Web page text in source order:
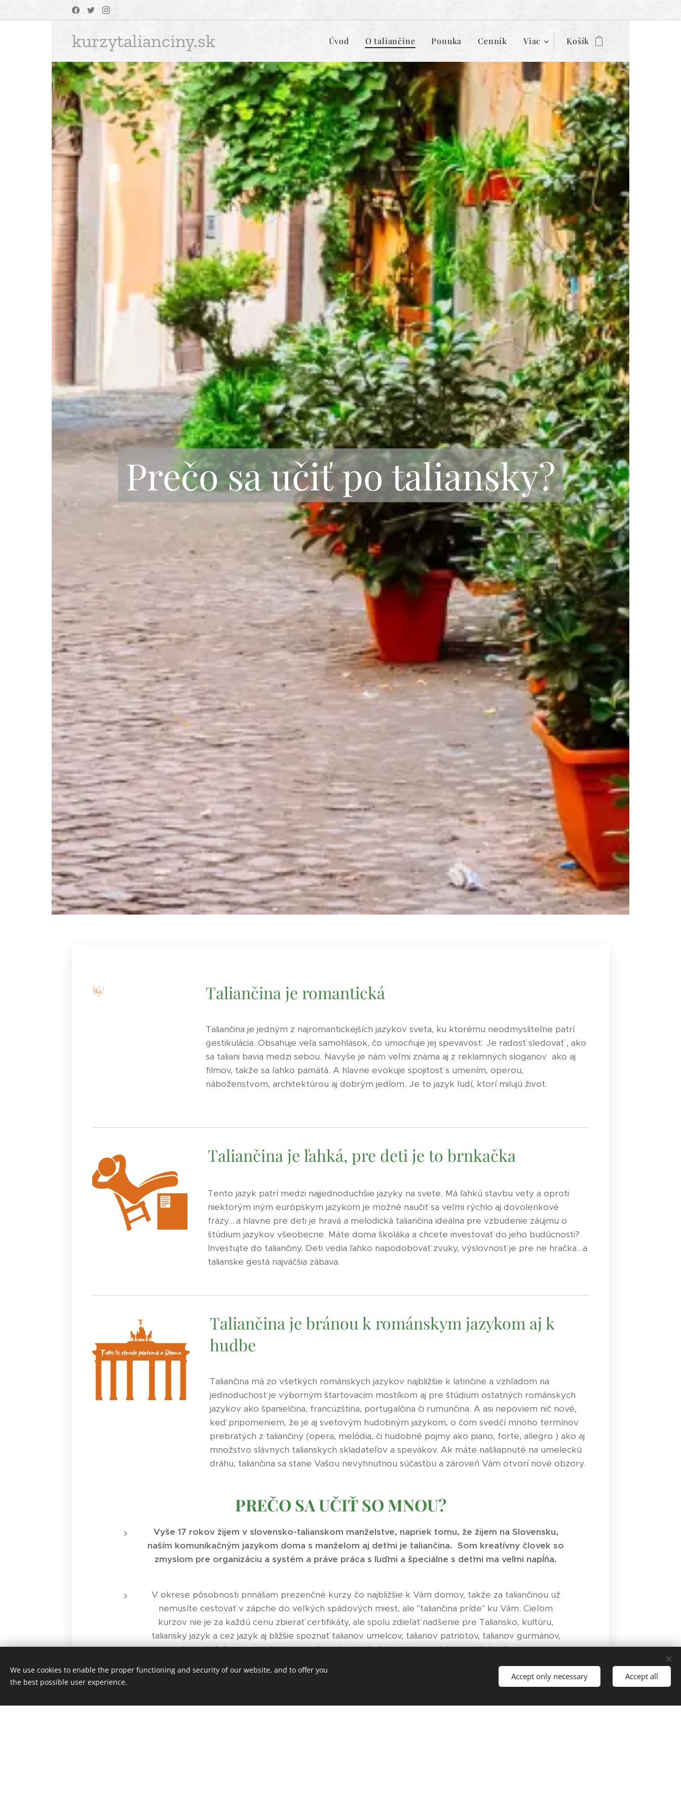
kurzytalianciny.sk Úvod O taliančine Ponuka Cenník Viac Košík
Prečo sa učiť po taliansky?
Taliančina je romantická
Taliančina je jedným z najromantickejších jazykov sveta, ku ktorému neodmysliteľne patrí
gestikulácia. Obsahuje veľa samohlások, čo umocňuje jej spevavosť. Je radosť sledovať , ako
sa taliani bavia medzi sebou. Navyše je nám veľmi známa aj z reklamných sloganov ako aj
filmov, takže sa ľahko pamätá. A hlavne evokuje spojitosť s umením, operou,
náboženstvom, architektúrou aj dobrým jedlom. Je to jazyk ľudí, ktorí milujú život.
Taliančina je ľahká, pre deti je to brnkačka
Tento jazyk patrí medzi najjednoduchšie jazyky na svete. Má ľahkú stavbu vety a oproti
niektorým iným európskym jazykom je možné naučiť sa veľmi rýchlo aj dovolenkové
frázy....a hlavne pre deti je hravá a melodická taliančina ideálna pre vzbudenie záujmu o
štúdium jazykov všeobecne. Máte doma školáka a chcete investovať do jeho budúcnosti?
Investujte do taliančiny. Deti vedia ľahko napodobovať zvuky, výslovnosť je pre ne hračka...a
talianske gestá najväčšia zábava.
Taliančina je bránou k románskym jazykom aj k
hudbe
Taliančina má zo všetkých románskych jazykov najbližšie k latinčine a vzhľadom na
jednoduchosť je výborným štartovacím mostíkom aj pre štúdium ostatných románskych
jazykov ako španielčina, francúzština, portugalčina či rumunčina. A asi nepoviem nič nové,
keď pripomeniem, že je aj svetovým hudobným jazykom, o čom svedčí mnoho termínov
prebratých z taliančiny (opera, melódia, či hudobné pojmy ako piano, forte, allegro ) ako aj
množstvo slávnych talianskych skladateľov a spevákov. Ak máte našliapnuté na umeleckú
dráhu, taliančina sa stane Vašou nevyhnutnou súčasťou a zároveň Vám otvorí nové obzory.
PREČO SA UČIŤ SO MNOU?
Vyše 17 rokov žijem v slovensko-talianskom manželstve, napriek tomu, že žijem na Slovensku,
naším komunikačným jazykom doma s manželom aj deťmi je taliančina. Som kreatívny človek so
zmyslom pre organizáciu a systém a práve práca s ľuďmi a špeciálne s deťmi ma veľmi napĺňa.
V okrese pôsobnosti prinášam prezenčné kurzy čo najbližšie k Vám domov, takže za taliančinou už
nemusíte cestovať v zápche do veľkých spádových miest, ale "taliančina príde" ku Vám. Cieľom
kurzov nie je za každú cenu zbierať certifikáty, ale spolu zdieľať nadšenie pre Taliansko, kultúru,
taliansky jazyk a cez jazyk aj bližšie spoznať talianov umelcov, talianov patriotov, talianov gurmánov,
elegantných, romantických, emotívnych, srdečných a takmer vždy veselých talianov .
Hlavným pilierom na hodine je samozrejme učebnica ( tenká :-) , ale témy vždy dopĺňam z rôznych
zdrojov, snažím sa navodiť reálne situácie. Chápem, že deti majú sedenia v škole dosť a preto sa na
postavu z učebnice "oživíme v bábkovom divadle ". Inokedy zas zájdeme v Bernolákove či v Ivánke
We use cookies to enable the proper functioning and security of our website, and to offer you
the best possible user experience.
Accept only necessary Accept all